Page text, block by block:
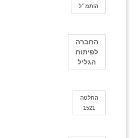
הותמ״ל
החברה
לפיתוח
הגליל
החלטה
1521